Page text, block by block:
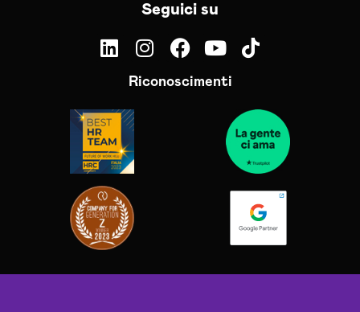
Seguici su
Riconoscimenti